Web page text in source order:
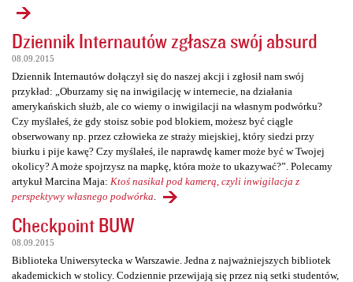
Dziennik Internautów zgłasza swój absurd
08.09.2015
Dziennik Internautów dołączył się do naszej akcji i zgłosił nam swój
przykład: „Oburzamy się na inwigilację w internecie, na działania
amerykańskich służb, ale co wiemy o inwigilacji na własnym podwórku?
Czy myślałeś, że gdy stoisz sobie pod blokiem, możesz być ciągle
obserwowany np. przez człowieka ze straży miejskiej, który siedzi przy
biurku i pije kawę? Czy myślałeś, ile naprawdę kamer może być w Twojej
okolicy? A może spojrzysz na mapkę, która może to ukazywać?”. Polecamy
artykuł Marcina Maja: Ktoś nasikał pod kamerą, czyli inwigilacja z
perspektywy własnego podwórka
Checkpoint BUW
08.09.2015
Biblioteka Uniwersytecka w Warszawie. Jedna z najważniejszych bibliotek
akademickich w stolicy. Codziennie przewijają się przez nią setki studentów,